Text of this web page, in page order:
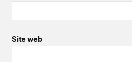
Site web